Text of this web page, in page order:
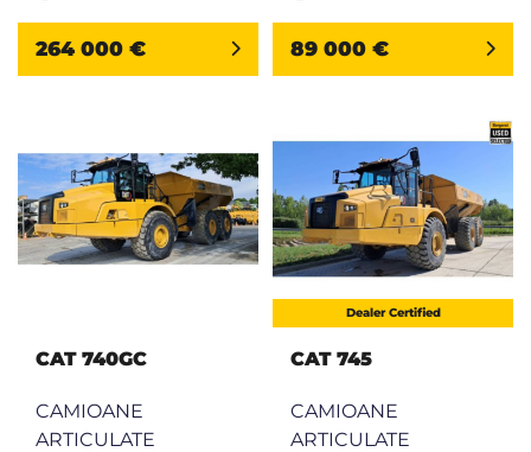
264 000 € 89 000 €
CAT 740GC
CAMIOANE
ARTICULATE
Dealer Certified
CAT 745
CAMIOANE
ARTICULATE